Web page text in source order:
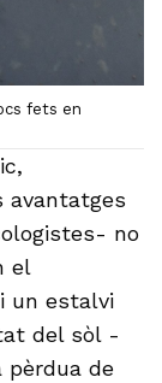
fets en
avantatges
no
el
un estalvi
del sòl -
pèrdua de